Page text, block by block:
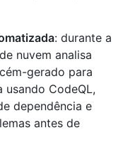
: durante a
nuvem analisa
gerado para
usando CodeQL,
dependência e
antes de